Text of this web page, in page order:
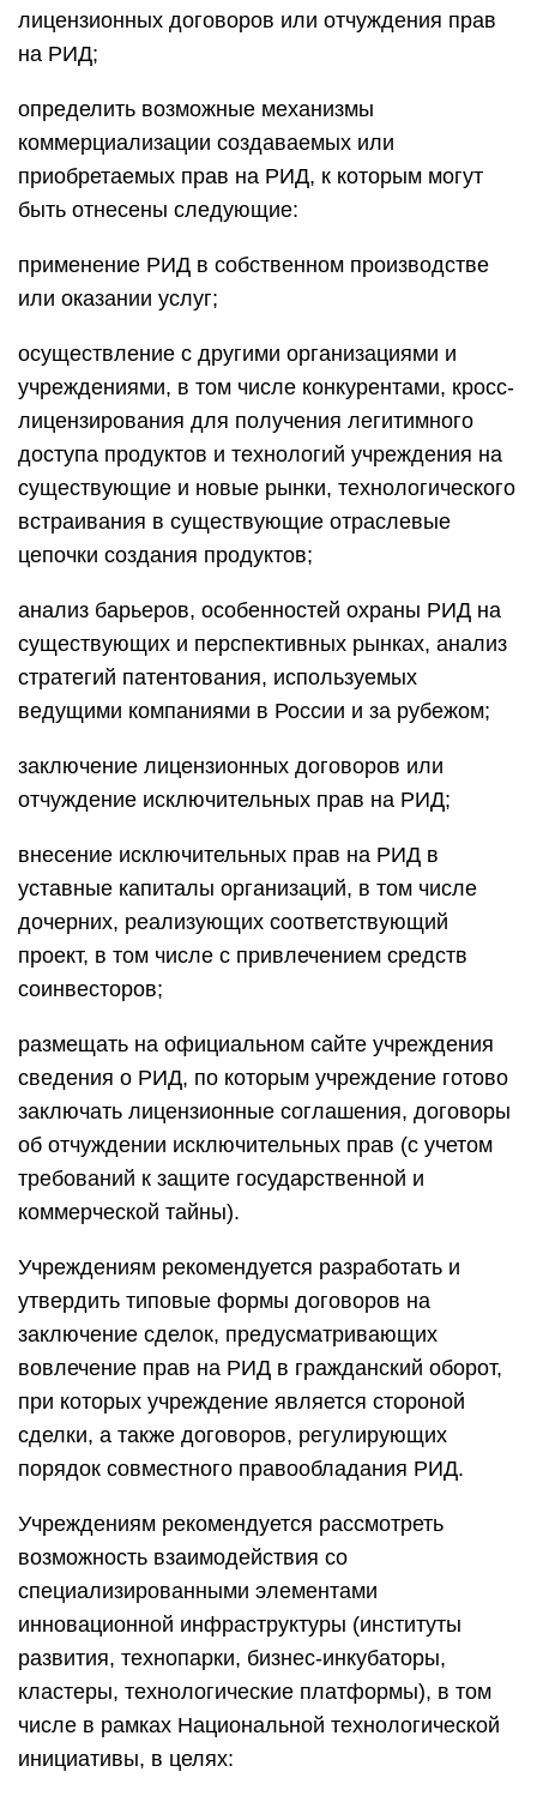
лицензионных договоров или отчуждения прав
на РИД;
определить возможные механизмы
коммерциализации создаваемых или
приобретаемых прав на РИД, к которым могут
быть отнесены следующие:
применение РИД в собственном производстве
или оказании услуг;
осуществление с другими организациями и
учреждениями, в том числе конкурентами, кросс-
лицензирования для получения легитимного
доступа продуктов и технологий учреждения на
существующие и новые рынки, технологического
встраивания в существующие отраслевые
цепочки создания продуктов;
анализ барьеров, особенностей охраны РИД на
существующих и перспективных рынках, анализ
стратегий патентования, используемых
ведущими компаниями в России и за рубежом;
заключение лицензионных договоров или
отчуждение исключительных прав на РИД;
внесение исключительных прав на РИД в
уставные капиталы организаций, в том числе
дочерних, реализующих соответствующий
проект, в том числе с привлечением средств
соинвесторов;
размещать на официальном сайте учреждения
сведения о РИД, по которым учреждение готово
заключать лицензионные соглашения, договоры
об отчуждении исключительных прав (с учетом
требований к защите государственной и
коммерческой тайны).
Учреждениям рекомендуется разработать и
утвердить типовые формы договоров на
заключение сделок, предусматривающих
вовлечение прав на РИД в гражданский оборот,
при которых учреждение является стороной
сделки, а также договоров, регулирующих
порядок совместного правообладания РИД.
Учреждениям рекомендуется рассмотреть
возможность взаимодействия со
специализированными элементами
инновационной инфраструктуры (институты
развития, технопарки, бизнес-инкубаторы,
кластеры, технологические платформы), в том
числе в рамках Национальной технологической
инициативы, в целях: